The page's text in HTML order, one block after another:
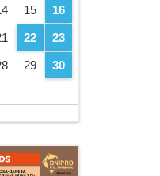
15 16
22 23
29
30